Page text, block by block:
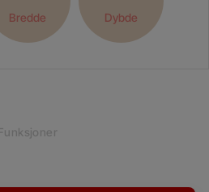
Bredde Dybde